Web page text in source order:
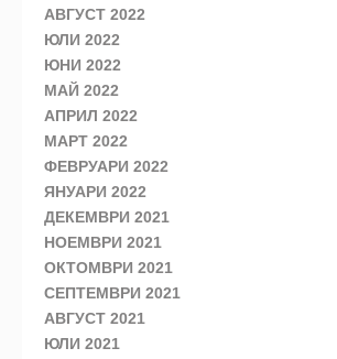
АВГУСТ 2022
ЮЛИ 2022
ЮНИ 2022
МАЙ 2022
АПРИЛ 2022
МАРТ 2022
ФЕВРУАРИ 2022
ЯНУАРИ 2022
ДЕКЕМВРИ 2021
НОЕМВРИ 2021
ОКТОМВРИ 2021
СЕПТЕМВРИ 2021
АВГУСТ 2021
ЮЛИ 2021